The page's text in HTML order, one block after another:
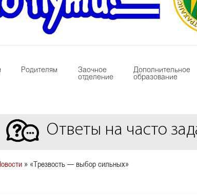
Родителям
Заочное
отделение
Дополнительное
образование
Ответы на часто
» «Трезвость — выбор сильных»